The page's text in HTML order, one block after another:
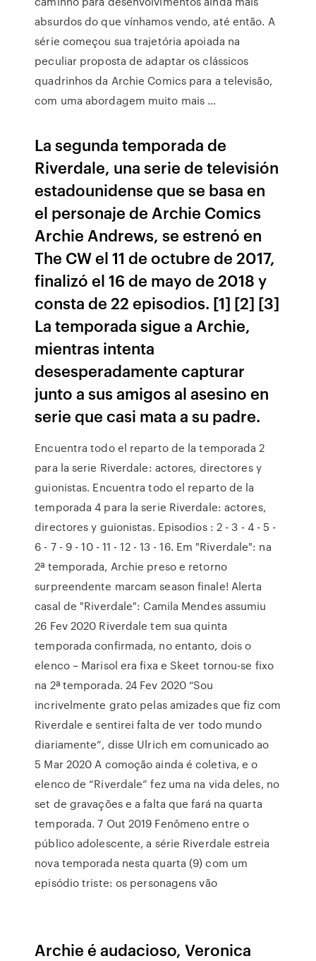
absurdos do que vínhamos vendo, até então. A
série começou sua trajetória apoiada na
peculiar proposta de adaptar os clássicos
quadrinhos da Archie Comics para a televisão,
com uma abordagem muito mais …
La segunda temporada de
Riverdale, una serie de televisión
estadounidense que se basa en
el personaje de Archie Comics
Archie Andrews, se estrenó en
The CW el 11 de octubre de 2017,
finalizó el 16 de mayo de 2018 y
consta de 22 episodios. [1] [2] [3]
La temporada sigue a Archie,
mientras intenta
desesperadamente capturar
junto a sus amigos al asesino en
serie que casi mata a su padre.
Encuentra todo el reparto de la temporada 2
para la serie Riverdale: actores, directores y
guionistas. Encuentra todo el reparto de la
temporada 4 para la serie Riverdale: actores,
directores y guionistas. Episodios : 2 - 3 - 4 - 5 -
6 - 7 - 9 - 10 - 11 - 12 - 13 - 16. Em "Riverdale": na
2ª temporada, Archie preso e retorno
surpreendente marcam season finale! Alerta
casal de "Riverdale": Camila Mendes assumiu
26 Fev 2020 Riverdale tem sua quinta
temporada confirmada, no entanto, dois o
elenco – Marisol era fixa e Skeet tornou-se fixo
na 2ª temporada. 24 Fev 2020 “Sou
incrivelmente grato pelas amizades que fiz com
Riverdale e sentirei falta de ver todo mundo
diariamente“, disse Ulrich em comunicado ao
5 Mar 2020 A comoção ainda é coletiva, e o
elenco de “Riverdale” fez uma na vida deles, no
set de gravações e a falta que fará na quarta
temporada. 7 Out 2019 Fenômeno entre o
público adolescente, a série Riverdale estreia
nova temporada nesta quarta (9) com um
episódio triste: os personagens vão
Archie é audacioso, Veronica